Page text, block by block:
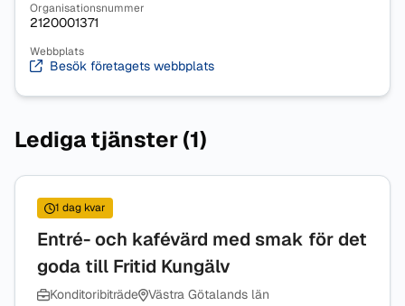
Organisationsnummer
2120001371
Webbplats
Besök företagets webbplats
Lediga tjänster (1)
1 dag kvar
Entré- och kafévärd med smak för det
goda till Fritid Kungälv
Konditoribiträde Västra Götalands län